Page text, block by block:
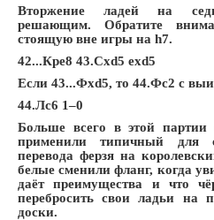
Вторжение ладей на
решающим. Обратите
стоящую вне игры на h7.
42...Крe8 43.Сxd5 exd5
Если 43...Фxd5, то 44.Фc2 с
44.Лc6 1–0
Больше всего в этой
применили типичный для
перевода ферзя на
белые сменили фланг, когда
даёт преимущества и что
перебросить свои ладьи на
доски.